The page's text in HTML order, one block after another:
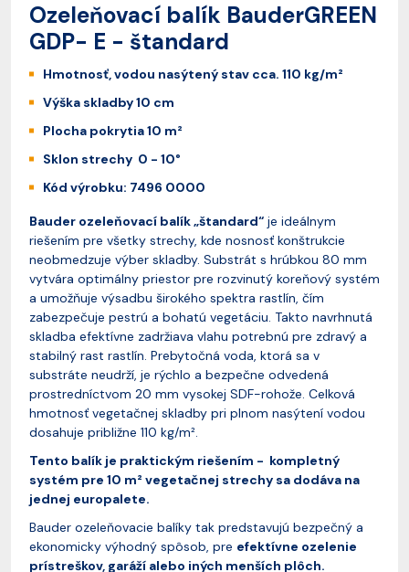
Ozeleňovací balík BauderGREEN
GDP- E - štandard
Hmotnosť, vodou nasýtený stav cca. 110 kg/m²
Výška skladby 10 cm
Plocha pokrytia 10 m²
Sklon strechy 0 - 10°
Kód výrobku: 7496 0000
Bauder ozeleňovací balík „štandard“ je ideálnym
riešením pre všetky strechy, kde nosnosť konštrukcie
neobmedzuje výber skladby. Substrát s hrúbkou 80 mm
vytvára optimálny priestor pre rozvinutý koreňový systém
a umožňuje výsadbu širokého spektra rastlín, čím
zabezpečuje pestrú a bohatú vegetáciu. Takto navrhnutá
skladba efektívne zadržiava vlahu potrebnú pre zdravý a
stabilný rast rastlín. Prebytočná voda, ktorá sa v
substráte neudrží, je rýchlo a bezpečne odvedená
prostredníctvom 20 mm vysokej SDF-rohože. Celková
hmotnosť vegetačnej skladby pri plnom nasýtení vodou
dosahuje približne 110 kg/m².
Tento balík je praktickým riešením - kompletný
systém pre 10 m² vegetačnej strechy sa dodáva na
jednej europalete.
Bauder ozeleňovacie balíky tak predstavujú bezpečný a
ekonomicky výhodný spôsob, pre efektívne ozelenie
prístreškov, garáží alebo iných menších plôch.